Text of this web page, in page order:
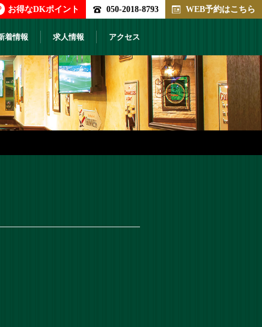
お得なDKポイント 050-2018-8793 WEB予約はこちら
着情報 求人情報 アクセス